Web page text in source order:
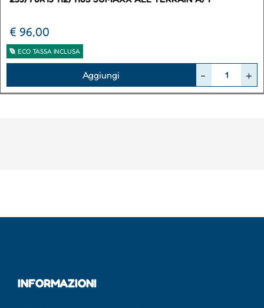
€ 96,00
ECO TASSA INCLUSA
Aggiungi
INFORMAZIONI